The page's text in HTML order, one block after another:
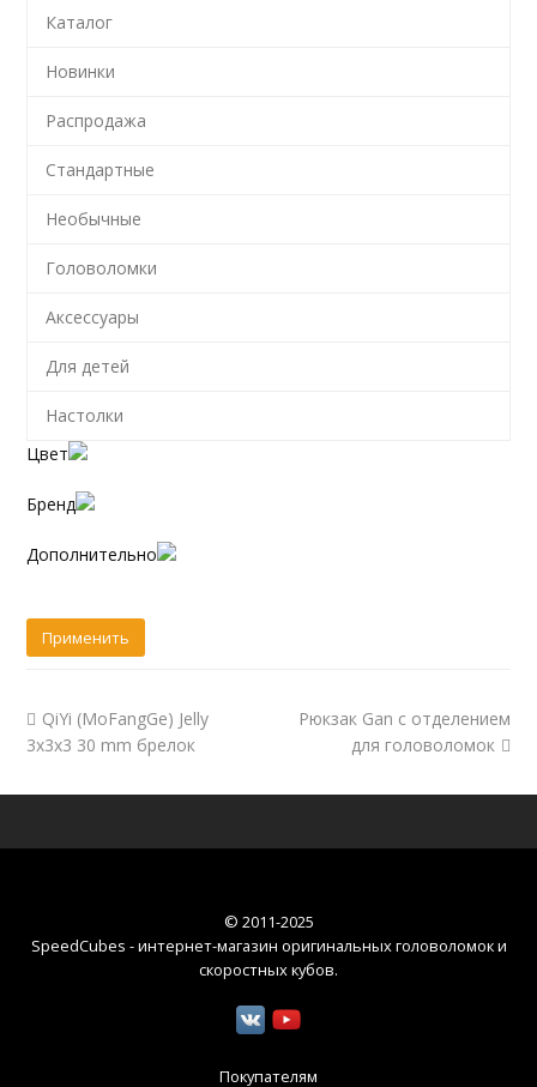
Каталог
Новинки
Распродажа
Стандартные
Необычные
Головоломки
Аксессуары
Для детей
Настолки
Цвет
Бренд
Дополнительно
QiYi (MoFangGe) Jelly
3x3x3 30 mm брелок
Рюкзак Gan с отделением
для головоломок
© 2011-2025
SpeedCubes - интернет-магазин оригинальных головоломок и
скоростных кубов.
Покупателям